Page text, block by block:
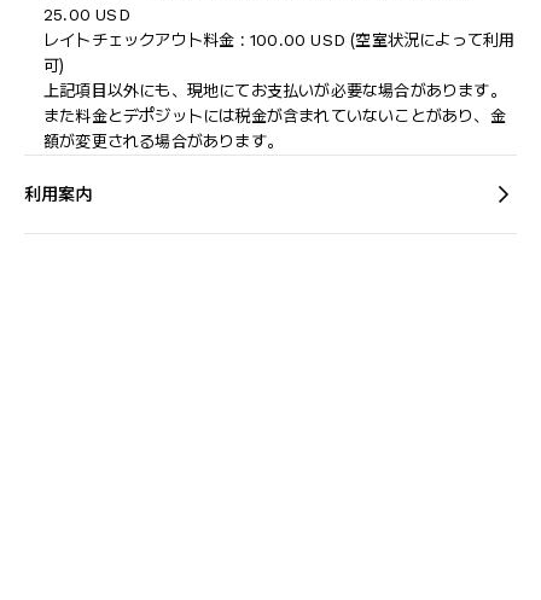
25.00 USD
レイトチェックアウト料金 : 100.00 USD (空室状況によって利用
可)
上記項目以外にも、現地にてお支払いが必要な場合があります。
また料金とデポジットには税金が含まれていないことがあり、金
額が変更される場合があります。
利用案内